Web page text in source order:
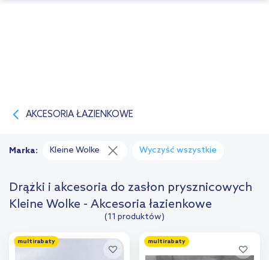
AKCESORIA ŁAZIENKOWE
Drążki i akcesoria do zasłon prysznicowych
Kleine Wolke - Akcesoria łazienkowe
(11 produktów)
Marka: Kleine Wolke Wyczyść wszystkie
multirabaty multirabaty